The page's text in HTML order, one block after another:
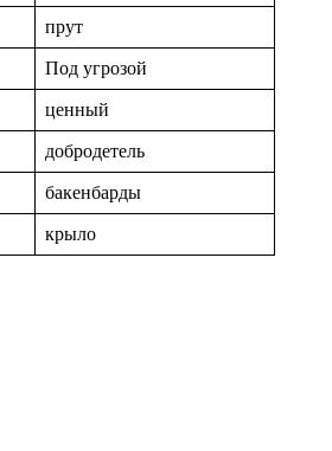
прут
Под угрозой
ценный
добродетель
бакенбарды
крыло